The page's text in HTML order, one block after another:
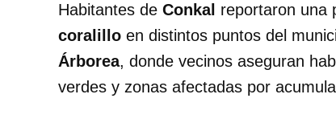
Habitantes de Conkal reportaron una
coralillo en distintos puntos del
Árborea, donde vecinos aseguran
verdes y zonas afectadas por